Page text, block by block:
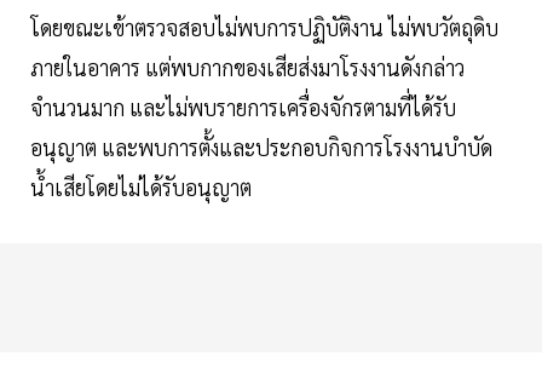
โดยขณะเข้าตรวจสอบไม่พบการปฏิบัติงาน ไม่พบวัตถุดิบ
ภายในอาคาร แต่พบกากของเสียส่งมาโรงงานดังกล่าว
จำนวนมาก และไม่พบรายการเครื่องจักรตามที่ได้รับ
อนุญาต และพบการตั้งและประกอบกิจการโรงงานบำบัด
น้ำเสียโดยไม่ได้รับอนุญาต